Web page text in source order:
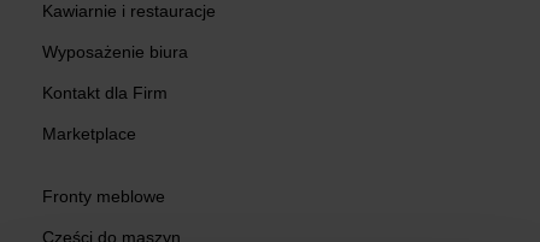
Kawiarnie i restauracje
Wyposażenie biura
Kontakt dla Firm
Marketplace
Fronty meblowe
Części do maszyn